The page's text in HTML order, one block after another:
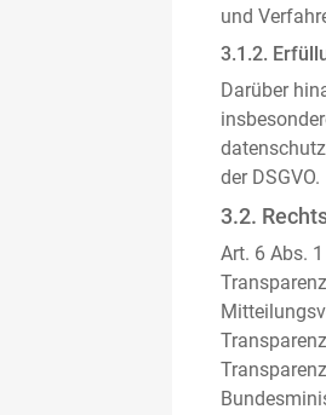
und
3.1.2.
Darüber
der DSGVO.
3.2.
Art. 6 Abs.